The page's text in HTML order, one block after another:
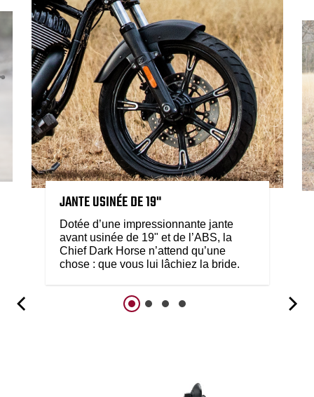
JANTE USINÉE DE 19"
Dotée d’une impressionnante jante
avant usinée de 19" et de l’ABS, la
Chief Dark Horse n’attend qu’une
chose : que vous lui lâchiez la bride.